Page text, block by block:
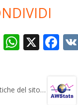
T
gr
W
s
X F
b
del sito…